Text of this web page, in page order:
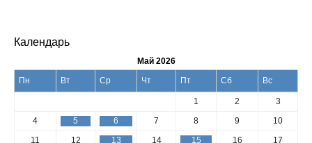
Календарь
Май 2026
Пн
Вт Ср Чт Пт Сб Вс
1 2
3
4
5 6 7 8 9
10
11
12 13 14 15 16
17